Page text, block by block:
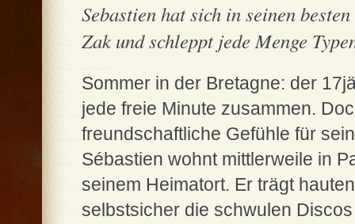
Sebastien hat sich in seinen
Zak und schleppt jede Menge
Sommer in der Bretagne: der
jede freie Minute zusammen.
freundschaftliche Gefühle für
Sébastien wohnt mittlerweile in
seinem Heimatort. Er trägt
selbstsicher die schwulen